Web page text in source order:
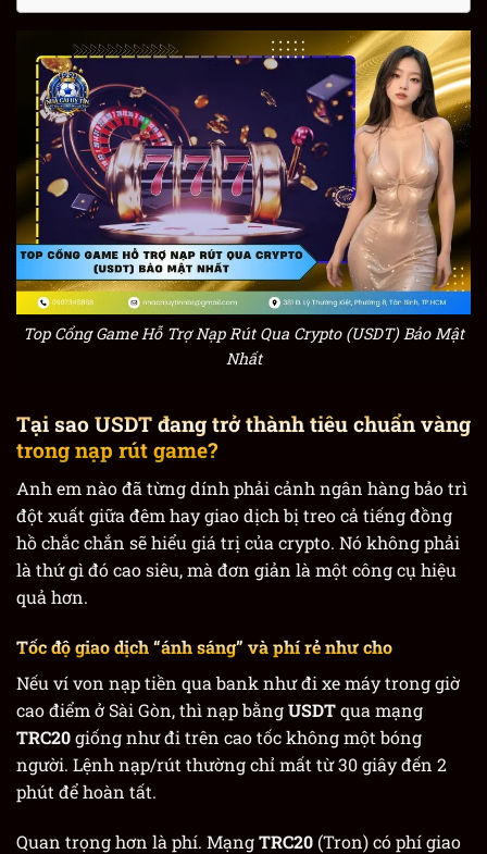
Top Cổng Game Hỗ Trợ Nạp Rút Qua Crypto (USDT) Bảo Mật
Nhất
Tại sao USDT đang trở thành tiêu chuẩn vàng
trong nạp rút game?
Anh em nào đã từng dính phải cảnh ngân hàng bảo trì
đột xuất giữa đêm hay giao dịch bị treo cả tiếng đồng
hồ chắc chắn sẽ hiểu giá trị của crypto. Nó không phải
là thứ gì đó cao siêu, mà đơn giản là một công cụ hiệu
quả hơn.
Tốc độ giao dịch “ánh sáng” và phí rẻ như cho
Nếu ví von nạp tiền qua bank như đi xe máy trong giờ
cao điểm ở Sài Gòn, thì nạp bằngUSDTqua mạng
TRC20giống như đi trên cao tốc không một bóng
người. Lệnh nạp/rút thường chỉ mất từ 30 giây đến 2
phút để hoàn tất.
Quan trọng hơn là phí. MạngTRC20 (Tron) có phí giao